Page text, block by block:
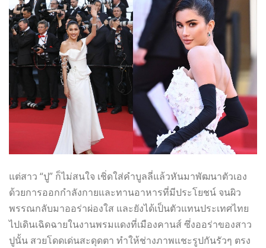
แต่สาว “ปู” ก็ไม่สนใจ เชิ่ดใส่คำบูลลี่แล้วหันมาพัฒนาตัวเอง
ด้วยการออกกำลังกายและทานอาหารที่มีประโยชน์ จนผิว
พรรณกลับมาออร่าผ่องใส และยังได้เป็นตัวแทนประเทศไทย
ไปเดินเฉิดฉายในงานพรมแดงที่เมืองคานส์ ซึ่งออร่าของสาว
ปูนั้น สวยโดดเด่นสะดุดตา ทำให้ช่างภาพแชะรูปกันรัวๆ ตรง